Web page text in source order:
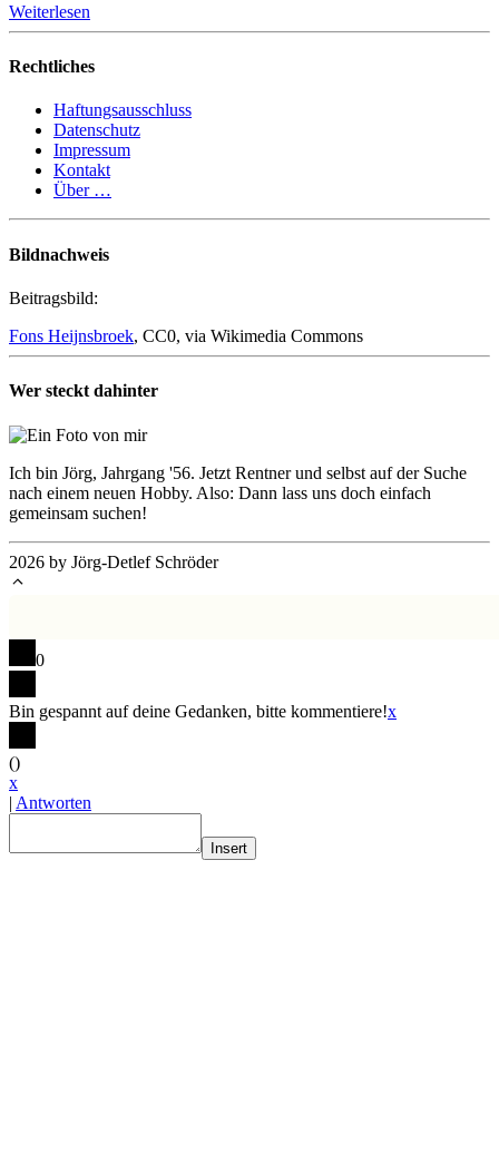
Weiterlesen
Rechtliches
Haftungsausschluss
Datenschutz
Impressum
Kontakt
Über …
Bildnachweis
Beitragsbild:
Fons Heijnsbroek, CC0, via Wikimedia Commons
Wer steckt dahinter
Ich bin Jörg, Jahrgang '56. Jetzt Rentner und selbst auf der Suche
nach einem neuen Hobby. Also: Dann lass uns doch einfach
gemeinsam suchen!
2026 by Jörg-Detlef Schröder
0
Bin gespannt auf deine Gedanken, bitte kommentiere!x
()
x
| Antworten
Insert